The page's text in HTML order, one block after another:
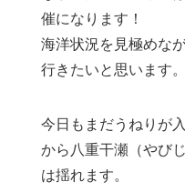
催になります！
海洋状況を見極めな
行きたいと思います。
今日もまだうねりが
から八重干瀬（やび
は揺れます。